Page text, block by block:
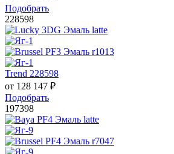
Подобрать
228598
Trend 228598
от 128 147 ₽
Подобрать
197398